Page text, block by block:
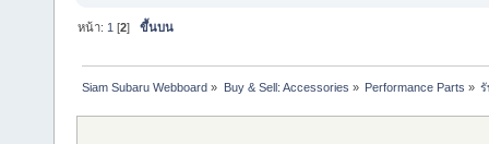
หน้า: 1 [2]ขึ้นบน
Siam Subaru Webboard » Buy & Sell: Accessories » Performance Parts »